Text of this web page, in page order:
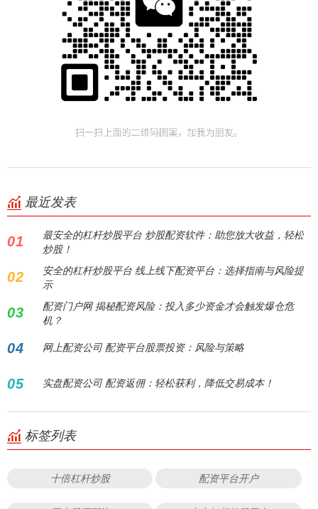
最近发表
01
最安全的杠杆炒股平台 炒股配资软件：助您放大收益，轻松
炒股！
02
安全的杠杆炒股平台 线上线下配资平台：选择指南与风险提
示
03
配资门户网 揭秘配资风险：投入多少资金才会触发爆仓危
机？
04 网上配资公司 配资平台股票投资：风险与策略
05 实盘配资公司 配资返佣：轻松获利，降低交易成本！
标签列表
十倍杠杆炒股 配资平台开户